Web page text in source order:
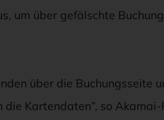
um über gefälschte
über die Buchungsseite
Kartendaten”, so Akamai-